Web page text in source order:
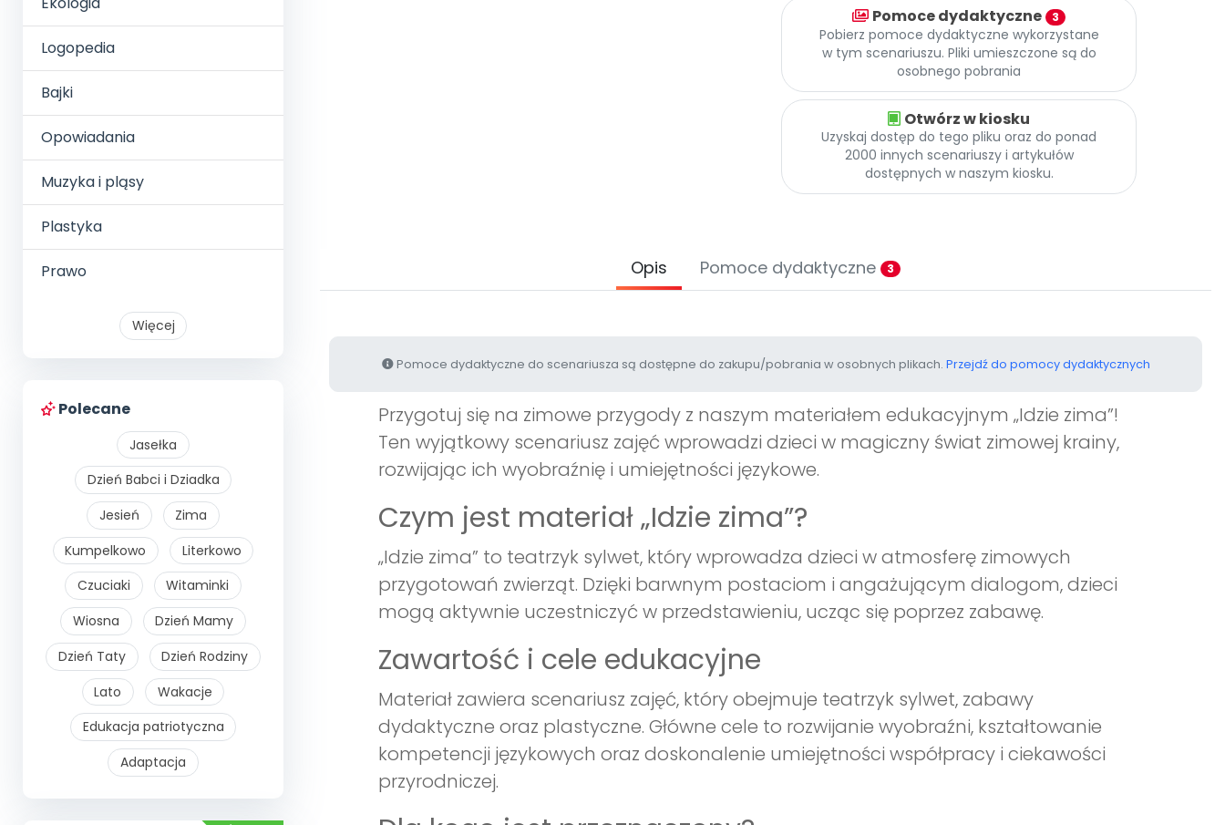
Logopedia
Bajki
Opowiadania
Muzyka i pląsy
Plastyka
Prawo
Więcej
Polecane
Jasełka
Dzień Babci i Dziadka
Jesień
Zima
Kumpelkowo
Literkowo
Czuciaki
Witaminki
Wiosna
Dzień Mamy
Dzień Taty
Dzień Rodziny
Lato
Wakacje
Edukacja patriotyczna
Adaptacja
Pomoce dydaktyczne 3
Pobierz pomoce dydaktyczne wykorzystane
w tym scenariuszu. Pliki umieszczone są do
osobnego pobrania
Otwórz w kiosku
Uzyskaj dostęp do tego pliku oraz do ponad
2000 innych scenariuszy i artykułów
dostępnych w naszym kiosku.
Opis Pomoce dydaktyczne 3
Pomoce dydaktyczne do scenariusza są dostępne do zakupu/pobrania w osobnych plikach. Przejdź do pomocy dydaktycznych
Przygotuj się na zimowe przygody z naszym materiałem edukacyjnym „Idzie zima”!
Ten wyjątkowy scenariusz zajęć wprowadzi dzieci w magiczny świat zimowej krainy,
rozwijając ich wyobraźnię i umiejętności językowe.
Czym jest materiał „Idzie zima”?
„Idzie zima” to teatrzyk sylwet, który wprowadza dzieci w atmosferę zimowych
przygotowań zwierząt. Dzięki barwnym postaciom i angażującym dialogom, dzieci
mogą aktywnie uczestniczyć w przedstawieniu, ucząc się poprzez zabawę.
Zawartość i cele edukacyjne
Materiał zawiera scenariusz zajęć, który obejmuje teatrzyk sylwet, zabawy
dydaktyczne oraz plastyczne. Główne cele to rozwijanie wyobraźni, kształtowanie
kompetencji językowych oraz doskonalenie umiejętności współpracy i ciekawości
przyrodniczej.